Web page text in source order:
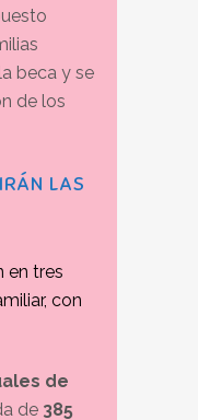
beca y se
de los
LAS
en tres
con
de
de 385